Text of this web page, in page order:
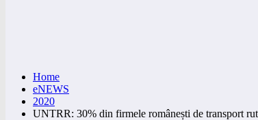
Home
eNEWS
2020
UNTRR: 30% din firmele românești de transport